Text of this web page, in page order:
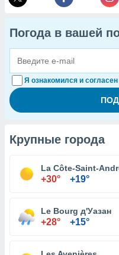
Погода в вашей
Я ознакомился и
Крупные города
La Côte-Saint-
+30° +19°
Le Bourg д'Уазан
+28° +15°